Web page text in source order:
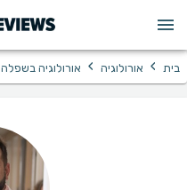
בית › אורולוגיה › אורולוגיה בשפלה